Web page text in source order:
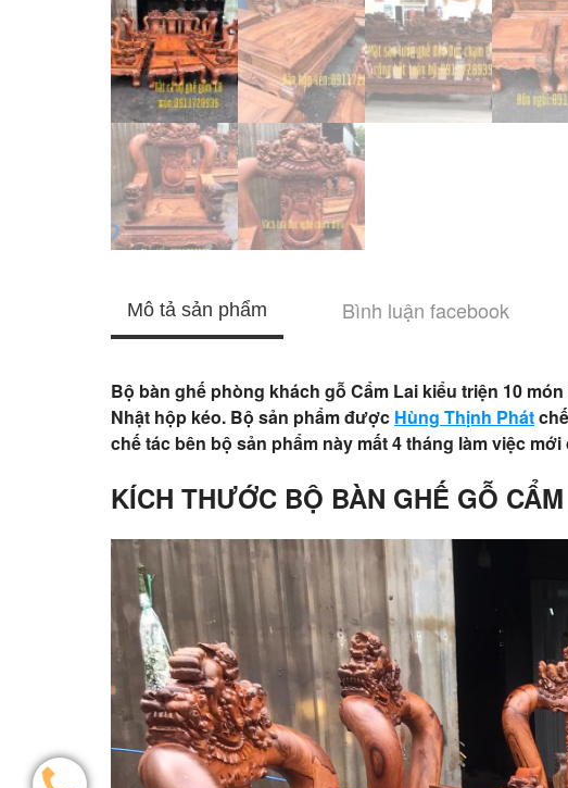
Mô tả sản phẩm Bình luận facebook
Bộ bàn ghế phòng khách gỗ Cẩm Lai kiểu triện 10
Nhật hộp kéo. Bộ sản phẩm được Hùng Thịnh Phát
chế tác bên bộ sản phẩm này mất 4 tháng làm việc
KÍCH THƯỚC BỘ BÀN GHẾ GỖ